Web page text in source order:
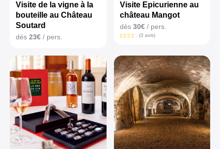
Visite de la vigne à la
bouteille au Château
Soutard
dès 23€ / pers.
Visite Epicurienne au
château Mangot
dès 30€/ pers.
(3 avis)